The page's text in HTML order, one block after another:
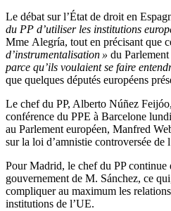
Le débat sur l’État de droit en
du PP d’utiliser les institutions
Mme Alegría, tout en précisant que
d’instrumentalisation » du Parlement
parce qu’ils voulaient se faire
que quelques députés européens
Le chef du PP, Alberto Núñez
conférence du PPE à Barcelone
au Parlement européen, Manfred
sur la loi d’amnistie controversée de
Pour Madrid, le chef du PP continue
gouvernement de M. Sánchez, ce
compliquer au maximum les
institutions de l’UE.